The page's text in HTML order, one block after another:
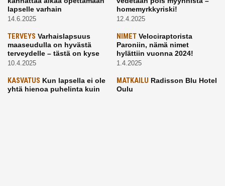
lapselle varhain
14.6.2025
homemyrkkyriski!
12.4.2025
TERVEYS Varhaislapsuus
maaseudulla on hyvästä
terveydelle – tästä on kyse
10.4.2025
NIMETVelociraptorista
Paroniin, nämä nimet
hylättiin vuonna 2024!
1.4.2025
KASVATUS Kun lapsella ei ole
yhtä hienoa puhelinta kuin
MATKAILU Radisson Blu Hotel
Oulu